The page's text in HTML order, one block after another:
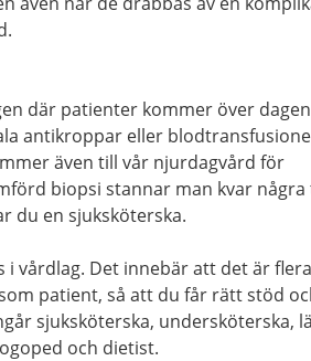
där patienter kommer över
antikroppar eller
även till vår njurdagvård för
biopsi stannar man kvar
du en sjuksköterska.
vårdlag. Det innebär att det är flera
patient, så att du får rätt stöd
sjuksköterska, undersköterska,
och dietist.